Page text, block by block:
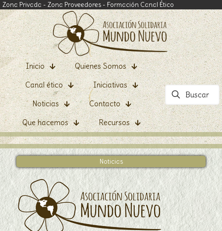
Zona Privada - Zona Proveedores - Formación Canal Ético
Inicio
Quienes Somos
Canal ético
Iniciativas
Noticias
Contacto
Que hacemos
Recursos
Noticias